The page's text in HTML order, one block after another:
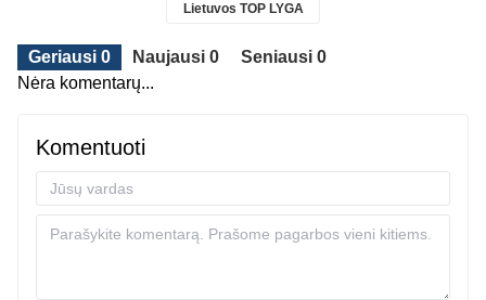
Lietuvos TOP LYGA
Geriausi 0 Naujausi 0
Seniausi 0
Nėra komentarų...
Komentuoti